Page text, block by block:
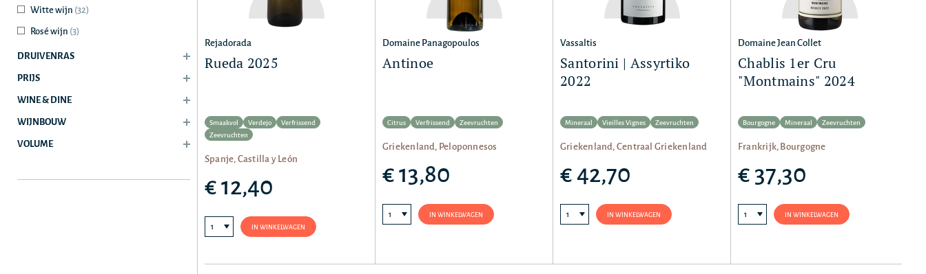
Witte wijn (32)
Rosé wijn (3)
DRUIVENRAS
PRIJS
WINE & DINE
WIJNBOUW
VOLUME
Rejadorada
Rueda 2025
Smaakvol Verdejo
Verfrissend
Zeevruchten
Spanje, Castilla y León
€ 12,40
IN WINKELWAGEN
Domaine Panagopoulos
Antinoe
Citrus Verfrissend Zeevruchten
Griekenland, Peloponnesos
€ 13,80
IN WINKELWAGEN
Vassaltis
Santorini | Assyrtiko
2022
Mineraal Vieilles Vignes Zeevruchten
Griekenland, Centraal Griekenland
€ 42,70
IN WINKELWAGEN
Domaine Jean Collet
Chablis 1er Cru
"Montmains" 2024
Bourgogne Mineraal Zeevruchten
Frankrijk, Bourgogne
€ 37,30
IN WINKELWAGEN